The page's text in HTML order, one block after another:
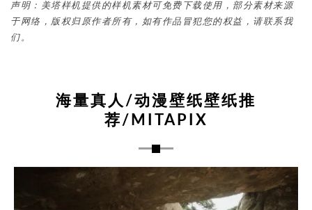
声明：美塔样机提供的样机素材可免费下载使用，部分素材来源
于网络，版权归原作者所有，如有作品冒犯您的权益，请联系我
们。
海量真人/动漫壁纸壁纸推
荐/MITAPIX